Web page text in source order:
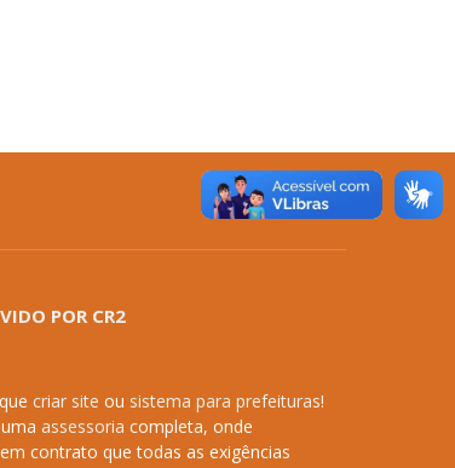
POR CR2
criar site ou sistema para prefeituras!
assessoria completa, onde
contrato que todas as exigências